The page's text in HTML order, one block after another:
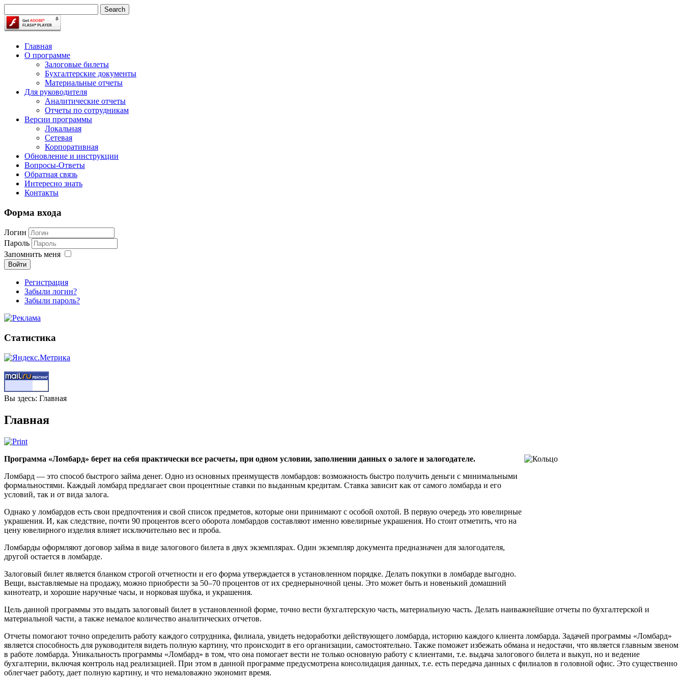
Главная
О программе
Залоговые билеты
Бухгалтерские документы
Материальные отчеты
Для руководителя
Аналитические отчеты
Отчеты по сотрудникам
Версии программы
Локальная
Сетевая
Корпоративная
Обновление и инструкции
Вопросы-Ответы
Обратная связь
Интересно знать
Контакты
Форма входа
Логин
Пароль
Запомнить меня
Войти
Регистрация
Забыли логин?
Забыли пароль?
Статистика
Вы здесь: Главная
Главная
Программа «Ломбард» берет на себя практически все расчеты, при одном условии, заполнении данных о залоге и залогодателе.
Ломбард — это способ быстрого займа денег. Одно из основных преимуществ ломбардов: возможность быстро получить деньги с минимальными
формальностями. Каждый ломбард предлагает свои процентные ставки по выданным кредитам. Ставка зависит как от самого ломбарда и его
условий, так и от вида залога.
Однако у ломбардов есть свои предпочтения и свой список предметов, которые они принимают с особой охотой. В первую очередь это ювелирные
украшения. И, как следствие, почти 90 процентов всего оборота ломбардов составляют именно ювелирные украшения. Но стоит отметить, что на
цену ювелирного изделия влияет исключительно вес и проба.
Ломбарды оформляют договор займа в виде залогового билета в двух экземплярах. Один экземпляр документа предназначен для залогодателя,
другой остается в ломбарде.
Залоговый билет является бланком строгой отчетности и его форма утверждается в установленном порядке. Делать покупки в ломбарде выгодно.
Вещи, выставляемые на продажу, можно приобрести за 50–70 процентов от их среднерыночной цены. Это может быть и новенький домашний
кинотеатр, и хорошие наручные часы, и норковая шубка, и украшения.
Цель данной программы это выдать залоговый билет в установленной форме, точно вести бухгалтерскую часть, материальную часть. Делать наиважнейшие отчеты по бухгалтерской и
материальной части, а также немалое количество аналитических отчетов.
Отчеты помогают точно определить работу каждого сотрудника, филиала, увидеть недоработки действующего ломбарда, историю каждого клиента ломбарда. Задачей программы «Ломбард»
является способность для руководителя видеть полную картину, что происходит в его организации, самостоятельно. Также поможет избежать обмана и недостачи, что является главным звеном
в работе ломбарда. Уникальность программы «Ломбард» в том, что она помогает вести не только основную работу с клиентами, т.е. выдача залогового билета и выкуп, но и ведение
бухгалтерии, включая контроль над реализацией. При этом в данной программе предусмотрена консолидация данных, т.е. есть передача данных с филиалов в головной офис. Это существенно
облегчает работу, дает полную картину, и что немаловажно экономит время.